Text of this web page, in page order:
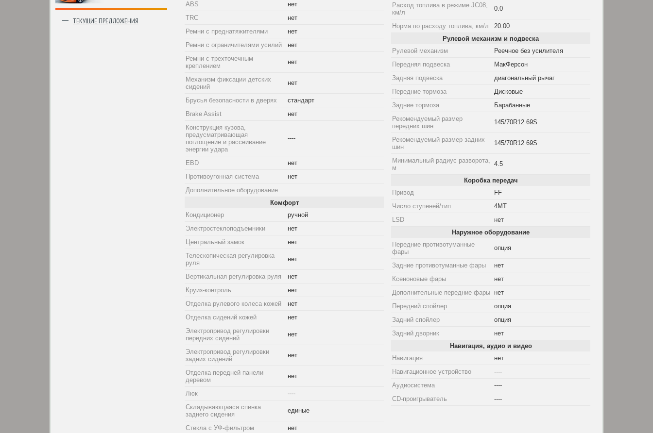
ТЕКУЩИЕ ПРЕДЛОЖЕНИЯ
ABS
нет
TRC
нет
Ремни с преднатяжителями
нет
Ремни с ограничителями усилий
нет
Ремни с трехточечным
креплением
нет
Механизм фиксации детских
сидений
нет
Брусья безопасности в дверях
стандарт
Brake Assist
нет
Конструкция кузова,
предусматривающая
поглощение и рассеивание
энергии удара
----
EBD
нет
Противоугонная система
нет
Дополнительное оборудование
Комфорт
Кондиционер
ручной
Электростеклоподъемники
нет
Центральный замок
нет
Телескопическая регулировка
руля
нет
Вертикальная регулировка руля
нет
Круиз-контроль
нет
Отделка рулевого колеса кожей
нет
Отделка сидений кожей
нет
Электропривод регулировки
передних сидений
нет
Электропривод регулировки
задних сидений
нет
Отделка передней панели
деревом
нет
Люк
----
Складывающаяся спинка
заднего сидения
единые
Стекла с УФ-фильтром нет
Расход топлива в режиме JC08,
км/л
0.0
Норма по расходу топлива, км/л
20.00
Рулевой механизм и подвеска
Рулевой механизм
Реечное без усилителя
Передняя подвеска
МакФерсон
Задняя подвеска
диагональный рычаг
Передние тормоза
Дисковые
Задние тормоза
Барабанные
Рекомендуемый размер
передних шин
145/70R12 69S
Рекомендуемый размер задних
шин
145/70R12 69S
Минимальный радиус разворота,
м
4.5
Коробка передач
Привод
FF
Число ступеней/тип
4MT
LSD
нет
Наружное оборудование
Передние противотуманные
фары
опция
Задние противотуманные фары
нет
Ксеноновые фары
нет
Дополнительные передние фары нет
Передний спойлер
опция
Задний спойлер
опция
Задний дворник
нет
Навигация, аудио и видео
Навигация
нет
Навигационное устройство
----
Аудиосистема
----
CD-проигрыватель
----